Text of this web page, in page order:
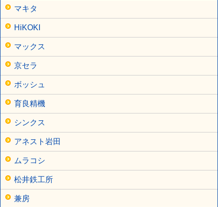
マキタ
HiKOKI
マックス
京セラ
ボッシュ
育良精機
シンクス
アネスト岩田
ムラコシ
松井鉄工所
兼房